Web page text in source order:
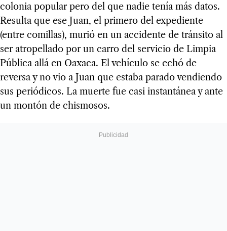
colonia popular pero del que nadie tenía más datos.
Resulta que ese Juan, el primero del expediente
(entre comillas), murió en un accidente de tránsito al
ser atropellado por un carro del servicio de Limpia
Pública allá en Oaxaca. El vehículo se echó de
reversa y no vio a Juan que estaba parado vendiendo
sus periódicos. La muerte fue casi instantánea y ante
un montón de chismosos.